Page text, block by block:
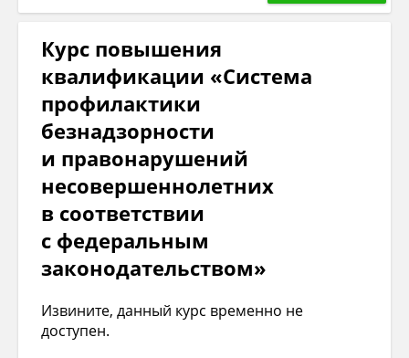
Курс повышения
квалификации «Система
профилактики
безнадзорности
и правонарушений
несовершеннолетних
в соответствии
с федеральным
законодательством»
Извините, данный курс временно не
доступен.